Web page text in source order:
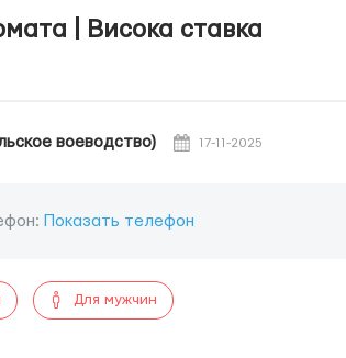
| Висока ставка
воеводство) 17-11-2025
Показать телефон
Для мужчин